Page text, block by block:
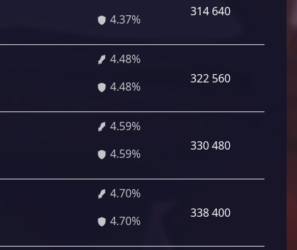
4.37%
314 640
4.48%
4.48%
322 560
4.59%
4.59%
330 480
4.70%
4.70%
338 400